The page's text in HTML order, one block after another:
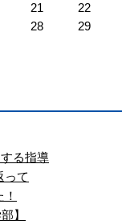
21
22
28
29
る指導
って
】